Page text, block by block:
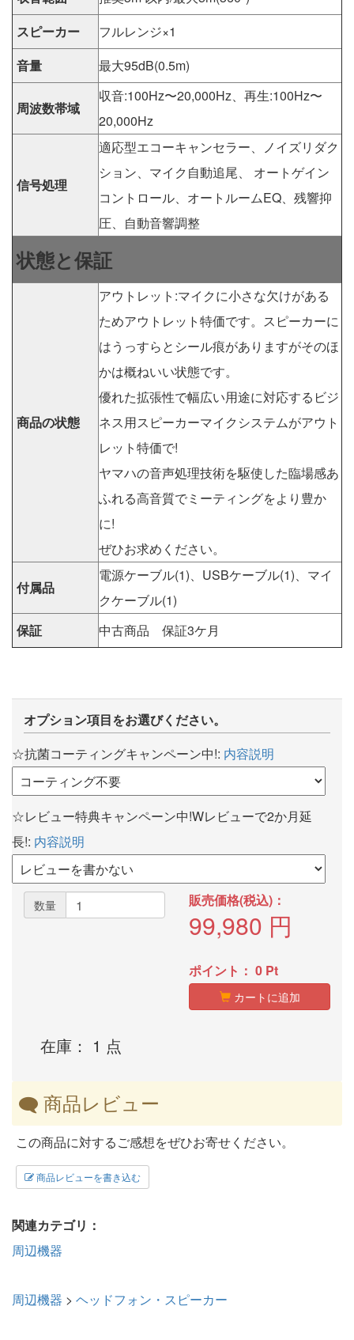
スピーカー
フルレンジ×1
音量
最大95dB(0.5m)
周波数帯域
収音:100Hz〜20,000Hz、再生:100Hz〜
20,000Hz
信号処理
適応型エコーキャンセラー、ノイズリダク
ション、マイク自動追尾、 オートゲイン
コントロール、オートルームEQ、残響抑
圧、自動音響調整
状態と保証
商品の状態
アウトレット:マイクに小さな欠けがある
ためアウトレット特価です。スピーカーに
はうっすらとシール痕がありますがそのほ
かは概ねいい状態です。
優れた拡張性で幅広い用途に対応するビジ
ネス用スピーカーマイクシステムがアウト
レット特価で!
ヤマハの音声処理技術を駆使した臨場感あ
ふれる高音質でミーティングをより豊か
に!
ぜひお求めください。
付属品
電源ケーブル(1)、USBケーブル(1)、マイ
クケーブル(1)
保証
中古商品 保証3ケ月
オプション項目をお選びください。
☆抗菌コーティングキャンペーン中!: 内容説明
☆レビュー特典キャンペーン中!Wレビューで2か月延
長!: 内容説明
数量
在庫： 1 点
販売価格(税込)：
99,980 円
ポイント： 0 Pt
カートに追加
商品レビュー
この商品に対するご感想をぜひお寄せください。
商品レビューを書き込む
関連カテゴリ：
周辺機器
周辺機器 > ヘッドフォン・スピーカー